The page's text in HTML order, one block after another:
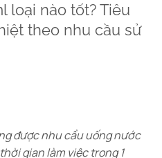
loại nào tốt? Tiêu
theo nhu cầu sử
được nhu cầu uống nước
gian làm việc trong 1